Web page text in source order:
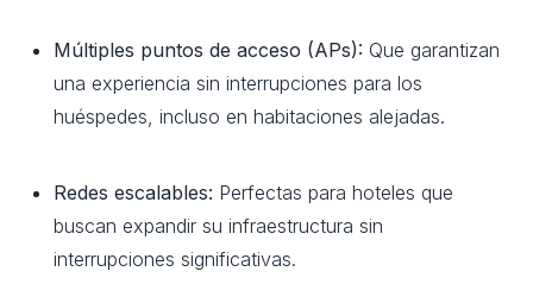
Múltiples puntos de acceso (APs): Que garantizan
una experiencia sin interrupciones para los
huéspedes, incluso en habitaciones alejadas.
Redes escalables: Perfectas para hoteles que
buscan expandir su infraestructura sin
interrupciones significativas.